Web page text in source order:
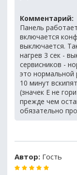
Комментарий:
Панель
включается
выключается.
нагрев 3 сек -
сервисников -
это нормальной
10 минут
(значек Е не
прежде чем
обязательно
Автор: Гость